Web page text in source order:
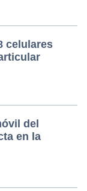
celulares
del
en la